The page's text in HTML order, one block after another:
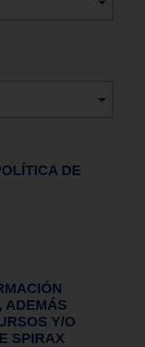
DE
ADEMÁS
Y/O
SPIRAX